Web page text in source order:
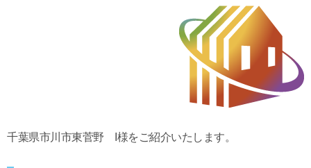
千葉県市川市東菅野 I様をご紹介いたします。